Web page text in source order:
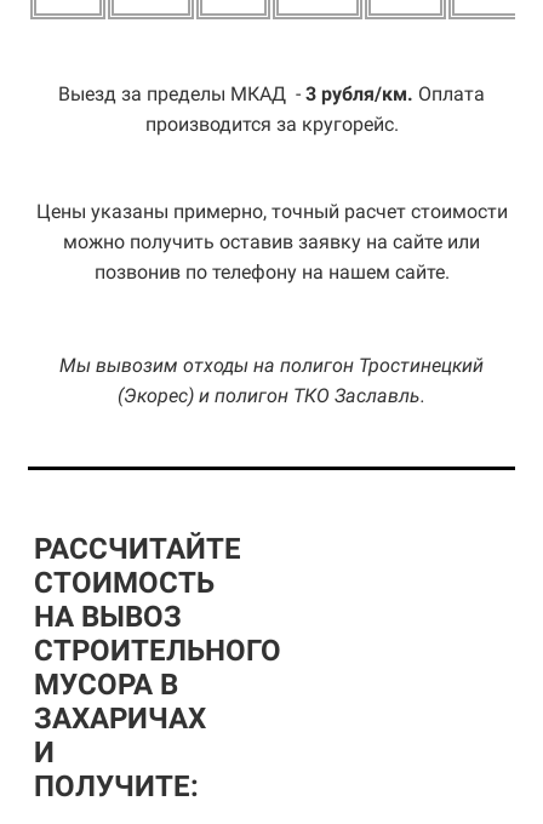
Выезд за пределы МКАД - 3 рубля/км. Оплата
производится за кругорейс.
Цены указаны примерно, точный расчет стоимости
можно получить оставив заявку на сайте или
позвонив по телефону на нашем сайте.
Мы вывозим отходы на полигон Тростинецкий
(Экорес) и полигон ТКО Заславль.
РАССЧИТАЙТЕ
СТОИМОСТЬ
НА ВЫВОЗ
СТРОИТЕЛЬНОГО
МУСОРА В
ЗАХАРИЧАХ
И
ПОЛУЧИТЕ: